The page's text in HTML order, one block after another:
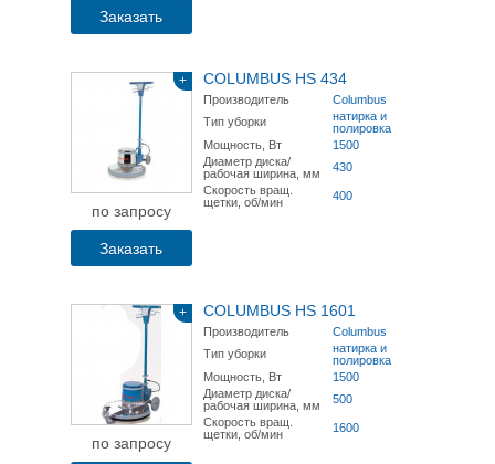
Заказать
+
по запросу
Заказать
COLUMBUS HS 434
Производитель
Columbus
Тип уборки
натирка и
полировка
Мощность, Вт
1500
Диаметр диска/
рабочая ширина, мм
430
Скорость вращ.
щетки, об/мин
400
+
по запросу
COLUMBUS HS 1601
Производитель
Columbus
Тип уборки
натирка и
полировка
Мощность, Вт
1500
Диаметр диска/
рабочая ширина, мм
500
Скорость вращ.
щетки, об/мин
1600